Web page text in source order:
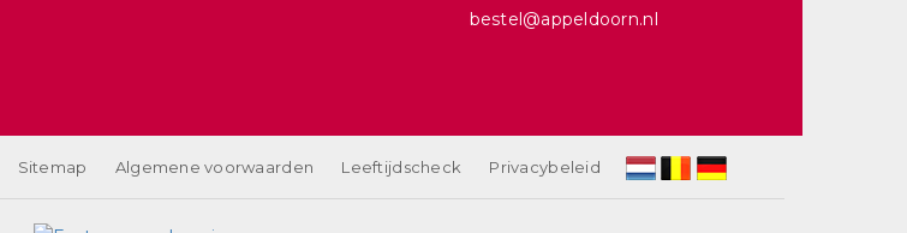
bestel@appeldoorn.nl
Sitemap Algemene voorwaarden Leeftijdscheck Privacybeleid